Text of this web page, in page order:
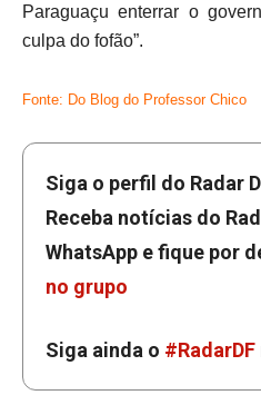
Paraguaçu enterrar o
culpa do fofão”.
Fonte: Do Blog do Professor Chico
Siga o perfil do Radar
Receba notícias do
WhatsApp e fique por
no grupo
Siga ainda o #RadarDF